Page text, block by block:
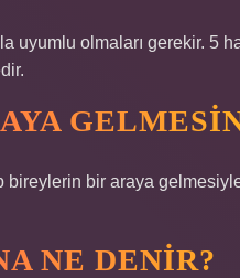
uyumlu olmaları gerekir. 5
bir araya
NE DENIR?